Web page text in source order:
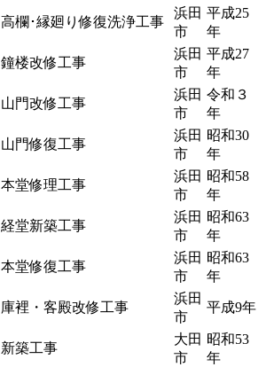
高欄･縁廻り修復洗浄工事
浜田
市
平成25
年
鐘楼改修工事
浜田
市
平成27
年
山門改修工事
浜田
市
令和３
年
山門修復工事
浜田
市
昭和30
年
本堂修理工事
浜田
市
昭和58
年
経堂新築工事
浜田
市
昭和63
年
本堂修復工事
浜田
市
昭和63
年
庫裡・客殿改修工事
浜田
市
平成9年
新築工事
大田
市
昭和53
年